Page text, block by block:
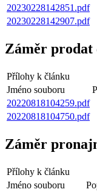
20230228142851.pdf
20230228142907.pdf
Záměr prodat
Přílohy k článku
Jméno souboru
20220818104259.pdf
20220818104750.pdf
Záměr
Přílohy k článku
Jméno souboru